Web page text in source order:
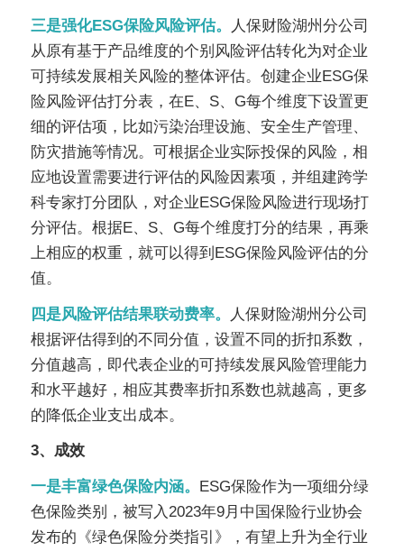
三是强化ESG保险风险评估。
人保财险湖州分公司
从原有基于产品维度的个别风险评估转化为对企业
可持续发展相关风险的整体评估。创建企业ESG保
险风险评估打分表，在E、 S、 G每个维度下设置更
细的评估项，比如污染治理设施、安全生产管理、
防灾措施等情况。可根据企业实际投保的风险，相
应地设置需要进行评估的风险因素项，并组建跨学
科专家打分团队，对企业ESG保险风险进行现场打
分评估。根据E、 S、 G每个维度打分的结果，再乘
上相应的权重，就可以得到 ESG保险风险评估的分
值。
四是风险评估结果联动费率。
人保财险湖州分公司
根据评估得到的不同分值，设置不同的折扣系数，
分值越高，即代表企业的可持续发展风险管理能力
和水平越好，相应其费率折扣系数也就越高，更多
的降低企业支出成本。
3、成效
一是丰富绿色保险内涵。 ESG保险作为一项细分绿
色保险类别，被写入 2023年9月中国保险行业协会
发布的《绿色保险分类指引》，有望上升为全行业